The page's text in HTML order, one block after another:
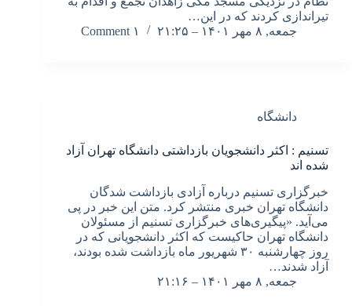
تیراندازی ‌کردند‌ که در ‌این…
جمعه, ۸ مهر ۱۴۰۱ – ۲۱:۲۵
۱ Comment
دانشگاه
تسنیم : اکثر دانشجویان بازداشتی دانشگاه تهران آزاد
شده اند
خبرگزاری تسنیم درباره آزادی بازداشت شدگان
دانشگاه تهران خبری منتشر کرد. متن این خبر در پی
می‌آید. «پیگیری‌های خبرگزاری تسنیم از مسئولان
دانشگاه تهران حاکیست که اکثر دانشجویانی که در
روز چهارشنبه ۳۰ شهریور ماه بازداشت شده بودند،
آزاد شدند…
جمعه, ۸ مهر ۱۴۰۱ – ۲۱:۱۶